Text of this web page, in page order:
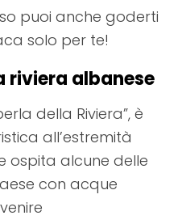
puoi anche goderti
solo per te!
riviera albanese
della Riviera”, è
all’estremità
ospita alcune delle
con acque